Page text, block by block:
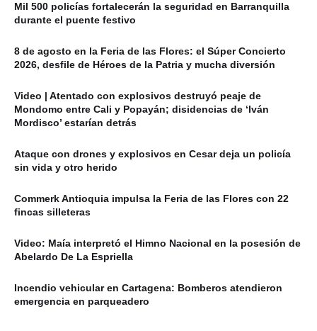
Mil 500 policías fortalecerán la seguridad en Barranquilla
durante el puente festivo
8 de agosto en la Feria de las Flores: el Súper Concierto
2026, desfile de Héroes de la Patria y mucha diversión
Video | Atentado con explosivos destruyó peaje de
Mondomo entre Cali y Popayán; disidencias de ‘Iván
Mordisco’ estarían detrás
Ataque con drones y explosivos en Cesar deja un policía
sin vida y otro herido
Commerk Antioquia impulsa la Feria de las Flores con 22
fincas silleteras
Video: Maía interpretó el Himno Nacional en la posesión de
Abelardo De La Espriella
Incendio vehicular en Cartagena: Bomberos atendieron
emergencia en parqueadero